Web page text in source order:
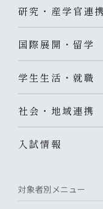
研究・産学官連携
国際展開・留学
学生生活・就職
社会・地域連携
入試情報
対象者別メニュー